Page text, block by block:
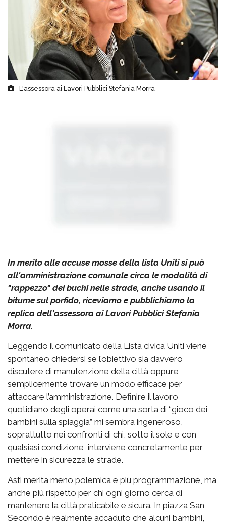
L'assessora ai Lavori Pubblici Stefania Morra
In merito alle accuse mosse della lista Uniti si può
all'amministrazione comunale circa le modalità di
"rappezzo" dei buchi nelle strade, anche usando il
bitume sul porfido, riceviamo e pubblichiamo la
replica dell'assessora ai Lavori Pubblici Stefania
Morra.
Leggendo il comunicato della Lista civica Uniti viene
spontaneo chiedersi se l’obiettivo sia davvero
discutere di manutenzione della città oppure
semplicemente trovare un modo efficace per
attaccare l’amministrazione. Definire il lavoro
quotidiano degli operai come una sorta di “gioco dei
bambini sulla spiaggia” mi sembra ingeneroso,
soprattutto nei confronti di chi, sotto il sole e con
qualsiasi condizione, interviene concretamente per
mettere in sicurezza le strade.
Asti merita meno polemica e più programmazione, ma
anche più rispetto per chi ogni giorno cerca di
mantenere la città praticabile e sicura. In piazza San
Secondo è realmente accaduto che alcuni bambini,